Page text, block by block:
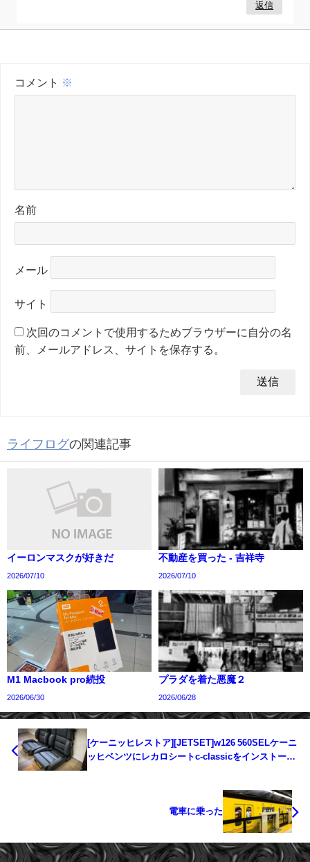
返信
コメント ※
名前
メール
サイト
次回のコメントで使用するためブラウザーに自分の名
前、メールアドレス、サイトを保存する。
ライフログの関連記事
イーロンマスクが好きだ
2026/07/10
不動産を買った - 吉祥寺
2026/07/10
M1 Macbook pro続投
2026/06/30
プラダを着た悪魔２
2026/06/28
[ケーニッヒレストア][JETSET]w126 560SELケーニ
ッヒベンツにレカロシートc-classicをインストール
電車に乗った